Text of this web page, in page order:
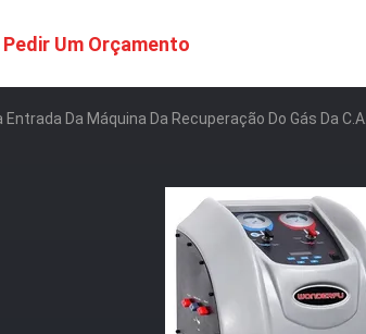
Pedir Um Orçamento
Da Máquina Da Recuperação Do Gás Da C.A.